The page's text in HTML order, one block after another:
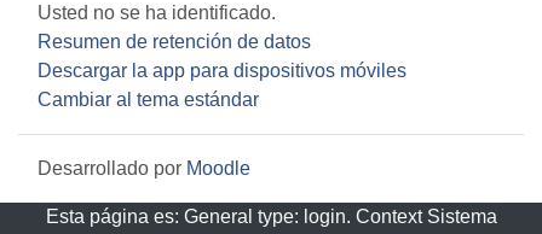
Usted no se ha identificado.
Resumen de retención de datos
Descargar la app para dispositivos móviles
Cambiar al tema estándar
Desarrollado por Moodle
Esta página es: General type: login. Context Sistema